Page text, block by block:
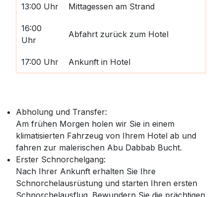
13:00 Uhr Mittagessen am Strand
16:00
Uhr
Abfahrt zurück zum Hotel
17:00 Uhr Ankunft in Hotel
Abholung und Transfer:
Am frühen Morgen holen wir Sie in einem
klimatisierten Fahrzeug von Ihrem Hotel ab und
fahren zur malerischen Abu Dabbab Bucht.
Erster Schnorchelgang:
Nach Ihrer Ankunft erhalten Sie Ihre
Schnorchelausrüstung und starten Ihren ersten
Schnorchelausflug. Bewundern Sie die prächtigen